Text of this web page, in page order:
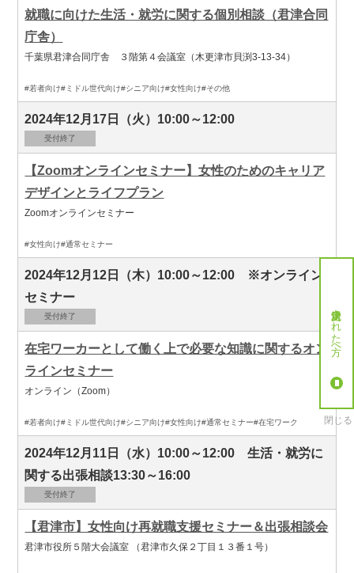
就職に向けた生活・就労に関する個別相談（君津合同
庁舎）
千葉県君津合同庁舎 ３階第４会議室（木更津市貝渕3-13-34）
#若者向け#ミドル世代向け#シニア向け#女性向け#その他
2024年12月17日（火）10:00～12:00
受付終了
【Zoomオンラインセミナー】女性のためのキャリア
デザインとライフプラン
Zoomオンラインセミナー
#女性向け#通常セミナー
2024年12月12日（木）10:00～12:00 ※オンライン
セミナー
受付終了
在宅ワーカーとして働く上で必要な知識に関するオン
ラインセミナー
オンライン（Zoom）
#若者向け#ミドル世代向け#シニア向け#女性向け#通常セミナー#在宅ワーク
2024年12月11日（水）10:00～12:00 生活・就労に
関する出張相談13:30～16:00
受付終了
【君津市】女性向け再就職支援セミナー＆出張相談会
君津市役所５階大会議室 （君津市久保２丁目１３番１号）
就労決定された方へ
閉じる